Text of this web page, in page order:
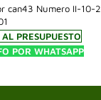
can43 Numero II-10-2
PRESUPUESTO
POR WHATSAPP